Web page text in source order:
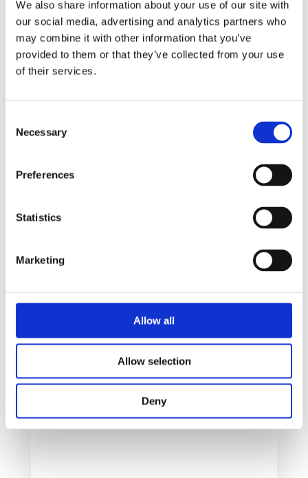
We also share information about your use of our site with
our social media, advertising and analytics partners who
may combine it with other information that you’ve
provided to them or that they’ve collected from your use
of their services.
Selection
Necessary
Preferences
Statistics
Marketing
Allow all
Allow selection
Deny
Velg alternativ
Hades caps med 5 paneler
27kr–45kr
Velg alternativ